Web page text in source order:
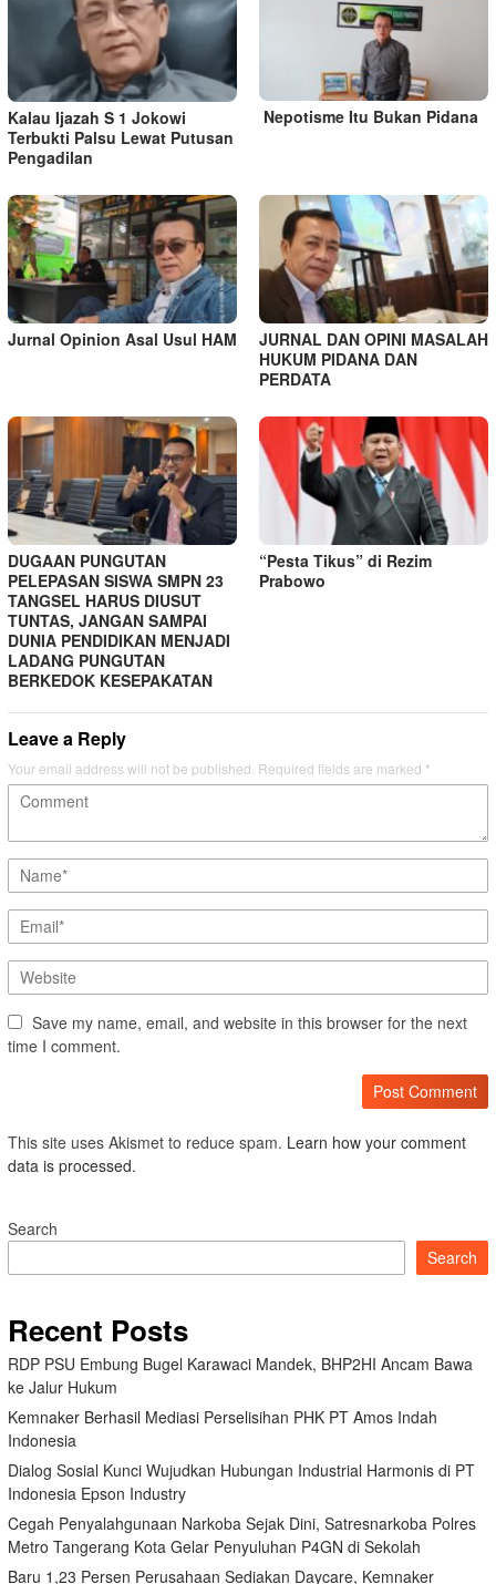
Kalau Ijazah S 1 Jokowi
Terbukti Palsu Lewat Putusan
Pengadilan
Nepotisme Itu Bukan Pidana
Jurnal Opinion Asal Usul HAM
JURNAL DAN OPINI MASALAH
HUKUM PIDANA DAN
PERDATA
DUGAAN PUNGUTAN
PELEPASAN SISWA SMPN 23
TANGSEL HARUS DIUSUT
TUNTAS, JANGAN SAMPAI
DUNIA PENDIDIKAN MENJADI
LADANG PUNGUTAN
BERKEDOK KESEPAKATAN
“Pesta Tikus” di Rezim
Prabowo
Leave a Reply
Your email address will not be published. Required fields are marked *
Save my name, email, and website in this browser for the next
time I comment.
This site uses Akismet to reduce spam. Learn how your comment
data is processed.
Search
Search
Recent Posts
RDP PSU Embung Bugel Karawaci Mandek, BHP2HI Ancam Bawa
ke Jalur Hukum
Kemnaker Berhasil Mediasi Perselisihan PHK PT Amos Indah
Indonesia
Dialog Sosial Kunci Wujudkan Hubungan Industrial Harmonis di PT
Indonesia Epson Industry
Cegah Penyalahgunaan Narkoba Sejak Dini, Satresnarkoba Polres
Metro Tangerang Kota Gelar Penyuluhan P4GN di Sekolah
Baru 1,23 Persen Perusahaan Sediakan Daycare, Kemnaker